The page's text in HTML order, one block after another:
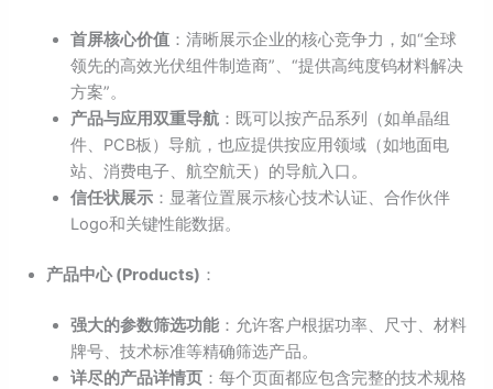
首屏核心价值 ：清晰展示企业的核心竞争力，如“全球
领先的高效光伏组件制造商”、“提供高纯度钨材料解决
方案”。
产品与应用双重导航 ：既可以按产品系列（如单晶组
件、PCB板）导航，也应提供按应用领域（如地面电
站、消费电子、航空航天）的导航入口。
信任状展示 ：显著位置展示核心技术认证、合作伙伴
Logo和关键性能数据。
产品中心 (Products) ：
强大的参数筛选功能 ：允许客户根据功率、尺寸、材料
牌号、技术标准等精确筛选产品。
详尽的产品详情页 ：每个页面都应包含完整的技术规格